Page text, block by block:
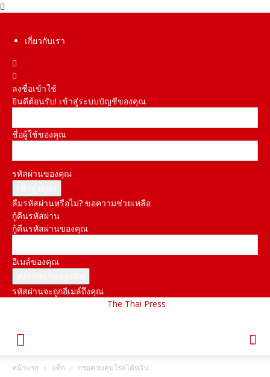
เกี่ยวกับเรา
ลงชื่อเข้าใช้
ยินดีต้อนรับ! เข้าสู่ระบบบัญชีของคุณ
ชื่อผู้ใช้ของคุณ
รหัสผ่านของคุณ
ลืมรหัสผ่านหรือไม่? ขอความช่วยเหลือ
กู้คืนรหัสผ่าน
กู้คืนรหัสผ่านของคุณ
อีเมล์ของคุณ
รหัสผ่านจะถูกอีเมล์ถึงคุณ
The Thai Press
หน้าแรก แท็ก กรมควบคุมโรคไต้หวัน